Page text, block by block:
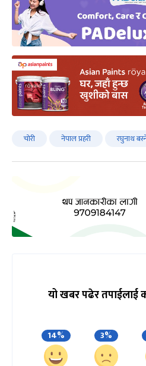
चोरी नेपाल प्रहरी रघुनाथ
यो खबर पढेर तपाईलाई
14% 3%